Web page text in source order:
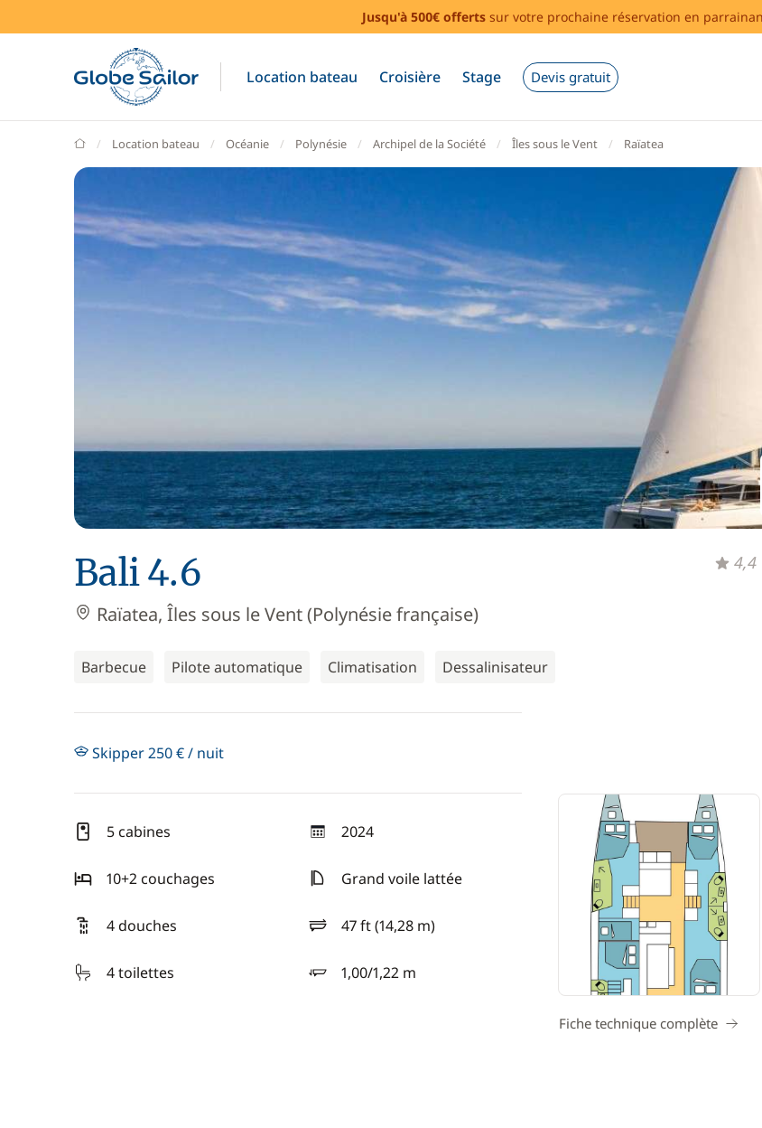
Jusqu'à 500€ offerts sur votre prochaine réservation en
Location bateau Croisière Stage Devis gratuit
GlobeSailor
Location bateau Océanie Polynésie Archipel de la Société Îles sous le Vent Raïatea
Bali 4.6
Raïatea, Îles sous le Vent (Polynésie française)
Barbecue Pilote automatique Climatisation Dessalinisateur
4,4
Skipper 250 € / nuit
5 cabines 2024
année
10+2 couchages
Grand voile lattée
4 douches 47 ft (14,28 m)
longueur
4 toilettes
1,00/1,22 m
tirant d'eau
Fiche technique complète